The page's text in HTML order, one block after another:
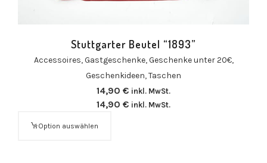
Stuttgarter Beutel “1893”
Accessoires,Gastgeschenke,Geschenke unter 20€,
Geschenkideen,Taschen
14,90 € inkl. MwSt.
14,90 € inkl. MwSt.
Option auswählen